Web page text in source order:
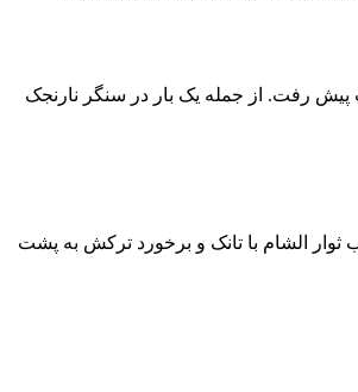
پیش رفت. از جمله یک بار در سنگر نارنجک
در اثر اصابت موشک عناصر کتائب ثوار الشام با تانک و برخورد ترکش به پشت